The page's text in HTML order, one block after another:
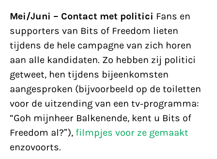
Mei/Juni – Contact met politici Fans en
supporters van Bits of Freedom lieten
tijdens de hele campagne van zich horen
aan alle kandidaten. Zo hebben zij politici
getweet, hen tijdens bijeenkomsten
aangesproken (bijvoorbeeld op de toiletten
voor de uitzending van een tv-programma:
“Goh mijnheer Balkenende, kent u Bits of
Freedom al?”), filmpjes voor ze gemaakt
enzovoorts.